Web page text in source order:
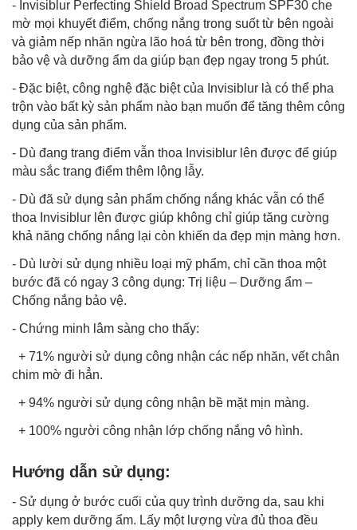
- Invisiblur Perfecting Shield Broad Spectrum SPF30 che
mờ mọi khuyết điểm, chống nắng trong suốt từ bên ngoài
và giảm nếp nhăn ngừa lão hoá từ bên trong, đồng thời
bảo vệ và dưỡng ẩm da giúp bạn đẹp ngay trong 5 phút.
- Đặc biệt, công nghệ đặc biệt của Invisiblur là có thể pha
trộn vào bất kỳ sản phẩm nào bạn muốn để tăng thêm công
dụng của sản phẩm.
- Dù đang trang điểm vẫn thoa Invisiblur lên được để giúp
màu sắc trang điểm thêm lộng lẫy.
- Dù đã sử dụng sản phẩm chống nắng khác vẫn có thể
thoa Invisiblur lên được giúp không chỉ giúp tăng cường
khả năng chống nắng lại còn khiến da đẹp mịn màng hơn.
- Dù lười sử dụng nhiều loại mỹ phẩm, chỉ cần thoa một
bước đã có ngay 3 công dụng: Trị liệu – Dưỡng ẩm –
Chống nắng bảo vệ.
- Chứng minh lâm sàng cho thấy:
+ 71% người sử dụng công nhận các nếp nhăn, vết chân
chim mờ đi hẳn.
+ 94% người sử dụng công nhận bề mặt mịn màng.
+ 100% người công nhận lớp chống nắng vô hình.
Hướng dẫn sử dụng:
- Sử dụng ở bước cuối của quy trình dưỡng da, sau khi
apply kem dưỡng ẩm. Lấy một lượng vừa đủ thoa đều